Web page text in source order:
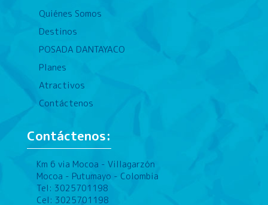
Quiénes Somos
Destinos
POSADA DANTAYACO
Planes
Atractivos
Contáctenos
Contáctenos:
Km 6 via Mocoa - Villagarzón
Mocoa - Putumayo - Colombia
Tel: 3025701198
Cel: 3025701198